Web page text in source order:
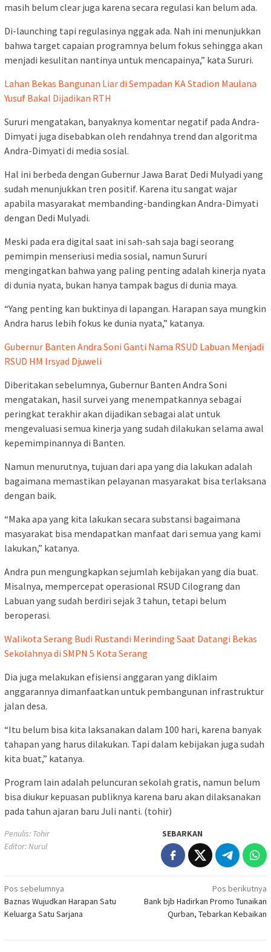
masih belum clear juga karena secara regulasi kan belum ada.
Di-launching tapi regulasinya nggak ada. Nah ini menunjukkan
bahwa target capaian programnya belum fokus sehingga akan
menjadi kesulitan nantinya untuk mencapainya,” kata Sururi.
Lahan Bekas Bangunan Liar di Sempadan KA Stadion Maulana
Yusuf Bakal Dijadikan RTH
Sururi mengatakan, banyaknya komentar negatif pada Andra-
Dimyati juga disebabkan oleh rendahnya trend dan algoritma
Andra-Dimyati di media sosial.
Hal ini berbeda dengan Gubernur Jawa Barat Dedi Mulyadi yang
sudah menunjukkan tren positif. Karena itu sangat wajar
apabila masyarakat membanding-bandingkan Andra-Dimyati
dengan Dedi Mulyadi.
Meski pada era digital saat ini sah-sah saja bagi seorang
pemimpin menseriusi media sosial, namun Sururi
mengingatkan bahwa yang paling penting adalah kinerja nyata
di dunia nyata, bukan hanya tampak bagus di dunia maya.
“Yang penting kan buktinya di lapangan. Harapan saya mungkin
Andra harus lebih fokus ke dunia nyata,” katanya.
Gubernur Banten Andra Soni Ganti Nama RSUD Labuan Menjadi
RSUD HM Irsyad Djuweli
Diberitakan sebelumnya, Gubernur Banten Andra Soni
mengatakan, hasil survei yang menempatkannya sebagai
peringkat terakhir akan dijadikan sebagai alat untuk
mengevaluasi semua kinerja yang sudah dilakukan selama awal
kepemimpinannya di Banten.
Namun menurutnya, tujuan dari apa yang dia lakukan adalah
bagaimana memastikan pelayanan masyarakat bisa terlaksana
dengan baik.
“Maka apa yang kita lakukan secara substansi bagaimana
masyarakat bisa mendapatkan manfaat dari semua yang kami
lakukan,” katanya.
Andra pun mengungkapkan sejumlah kebijakan yang dia buat.
Misalnya, mempercepat operasional RSUD Cilograng dan
Labuan yang sudah berdiri sejak 3 tahun, tetapi belum
beroperasi.
Walikota Serang Budi Rustandi Merinding Saat Datangi Bekas
Sekolahnya di SMPN 5 Kota Serang
Dia juga melakukan efisiensi anggaran yang diklaim
anggarannya dimanfaatkan untuk pembangunan infrastruktur
jalan desa.
“Itu belum bisa kita laksanakan dalam 100 hari, karena banyak
tahapan yang harus dilakukan. Tapi dalam kebijakan juga sudah
kita buat,” katanya.
Program lain adalah peluncuran sekolah gratis, namun belum
bisa diukur kepuasan publiknya karena baru akan dilaksanakan
pada tahun ajaran baru Juli nanti. (tohir)
Penulis: Tohir
Editor: Nurul
SEBARKAN
Navigasi
pos
Pos sebelumnya
Baznas Wujudkan Harapan Satu
Keluarga Satu Sarjana
Pos berikutnya
Bank bjb Hadirkan Promo Tunaikan
Qurban, Tebarkan Kebaikan